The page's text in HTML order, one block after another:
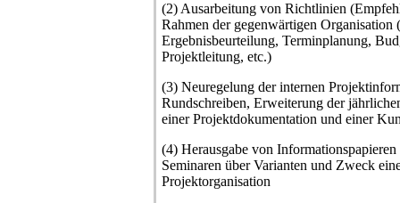
(2) Ausarbeitung von Richtlinien
Rahmen der gegenwärtigen
Ergebnisbeurteilung, Terminplanung,
Projektleitung, etc.)
(3) Neuregelung der internen
Rundschreiben, Erweiterung der
einer Projektdokumentation und einer
(4) Herausgabe von
Seminaren über Varianten und Zweck
Projektorganisation